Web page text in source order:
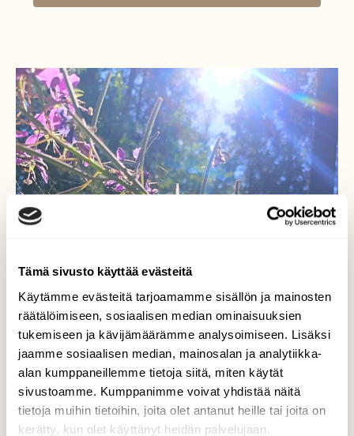
Tämä sivusto käyttää evästeitä
Käytämme evästeitä tarjoamamme sisällön ja mainosten
räätälöimiseen, sosiaalisen median ominaisuuksien
tukemiseen ja kävijämäärämme analysoimiseen. Lisäksi
jaamme sosiaalisen median, mainosalan ja analytiikka-
alan kumppaneillemme tietoja siitä, miten käytät
sivustoamme. Kumppanimme voivat yhdistää näitä
tietoja muihin tietoihin, joita olet antanut heille tai joita on
kerätty, kun olet käyttänyt heidän palvelujaan.